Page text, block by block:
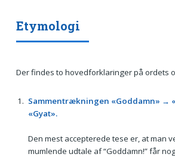
Etymologi
Der findes to hovedforklaringer på ordets
Sammentrækningen «Goddamn» →
«Gyat».
Den mest accepterede tese er, at man
mumlende udtale af “Goddamn!” får